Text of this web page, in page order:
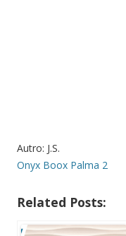
Autro: J.S.
Onyx Boox Palma 2
Related Posts: